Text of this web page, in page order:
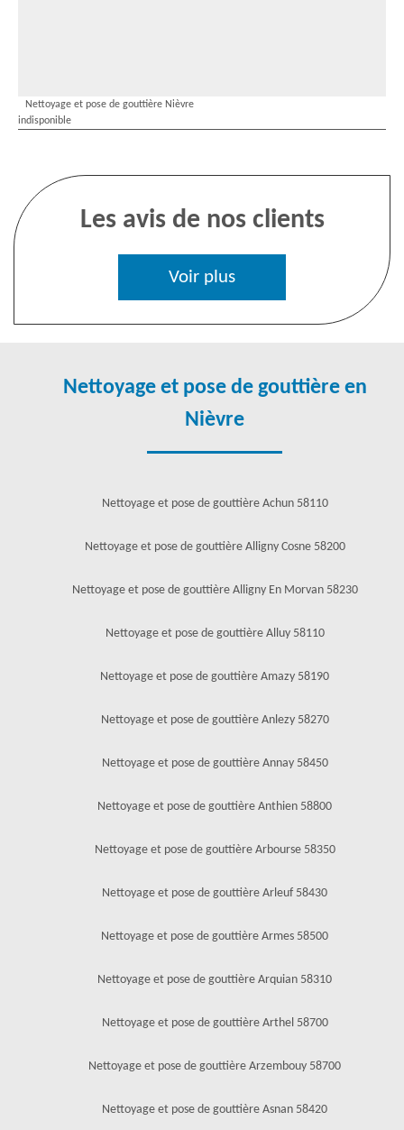
Nettoyage et pose de gouttière Nièvre
indisponible
Les avis de nos clients
Voir plus
Nettoyage et pose de gouttière en
Nièvre
Nettoyage et pose de gouttière Achun 58110
Nettoyage et pose de gouttière Alligny Cosne 58200
Nettoyage et pose de gouttière Alligny En Morvan 58230
Nettoyage et pose de gouttière Alluy 58110
Nettoyage et pose de gouttière Amazy 58190
Nettoyage et pose de gouttière Anlezy 58270
Nettoyage et pose de gouttière Annay 58450
Nettoyage et pose de gouttière Anthien 58800
Nettoyage et pose de gouttière Arbourse 58350
Nettoyage et pose de gouttière Arleuf 58430
Nettoyage et pose de gouttière Armes 58500
Nettoyage et pose de gouttière Arquian 58310
Nettoyage et pose de gouttière Arthel 58700
Nettoyage et pose de gouttière Arzembouy 58700
Nettoyage et pose de gouttière Asnan 58420